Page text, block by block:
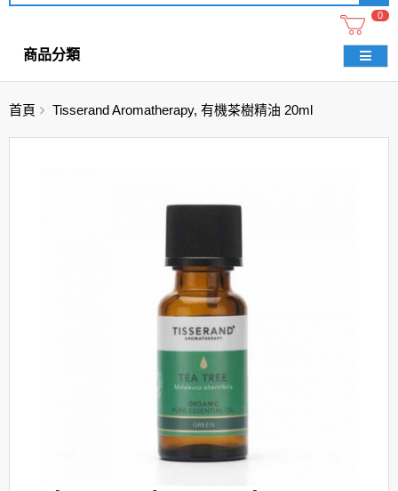
0
商品分類
首頁 Tisserand Aromatherapy, 有機茶樹精油 20ml